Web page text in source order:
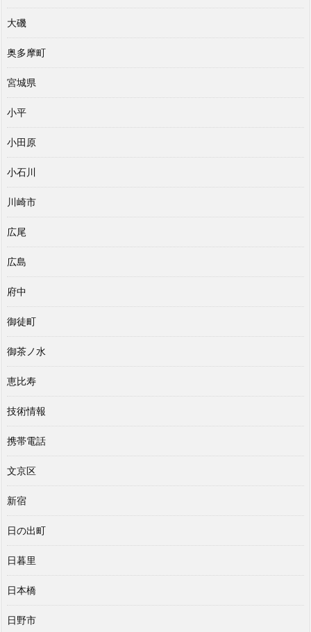
大磯
奥多摩町
宮城県
小平
小田原
小石川
川崎市
広尾
広島
府中
御徒町
御茶ノ水
恵比寿
技術情報
携帯電話
文京区
新宿
日の出町
日暮里
日本橋
日野市